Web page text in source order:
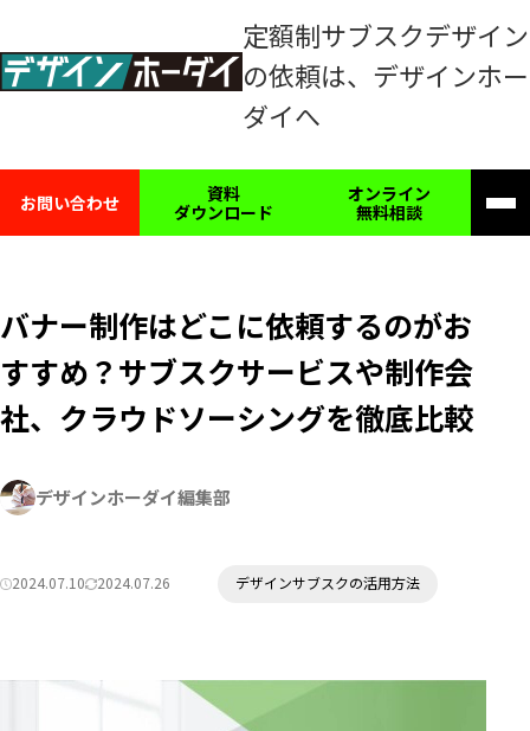
定額制サブスクデザイン
の依頼は、 デザインホー
ダイへ
オンライン
無料相談
資料
ダウンロード
お問い合わせ
メ
ニ
バナー制作はどこに依頼するのがお
すすめ？サブスクサービスや制作会
社、クラウドソーシングを徹底比較
著
者:
デザインホーダイ編集部
公2024.07.10更2024.07.26 デザインサブスクの活用方法